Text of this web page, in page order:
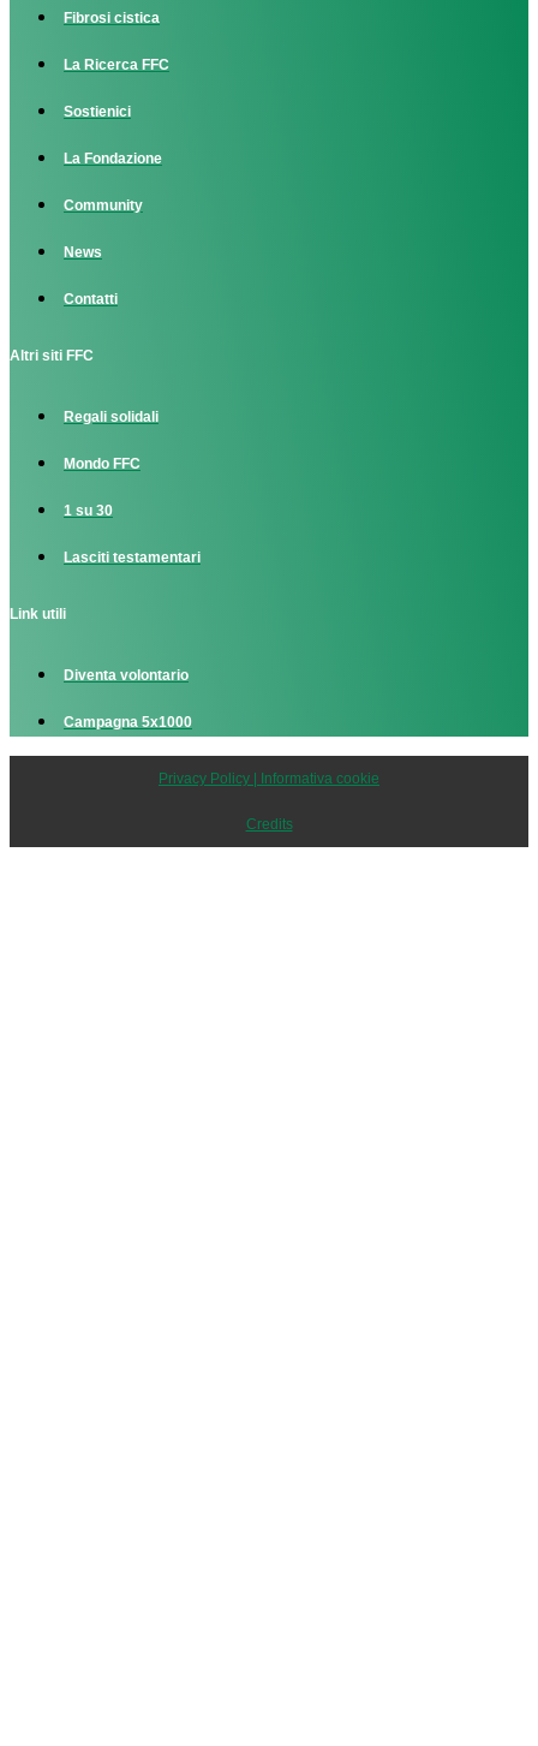
Fibrosi cistica
La Ricerca FFC
Sostienici
La Fondazione
Community
News
Contatti
Altri siti FFC
Regali solidali
Mondo FFC
1 su 30
Lasciti testamentari
Link utili
Diventa volontario
Campagna 5x1000
Privacy Policy | Informativa cookie
Credits